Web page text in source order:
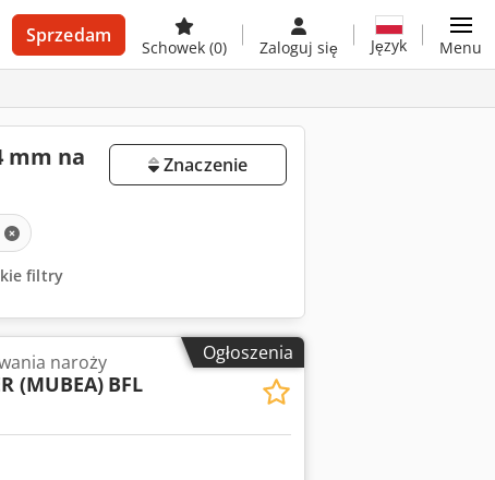
Sprzedam
Schowek (0) Zaloguj się Język Menu
mm na
Znaczenie
filtry
Ogłoszenia
naroży
(MUBEA) BFL